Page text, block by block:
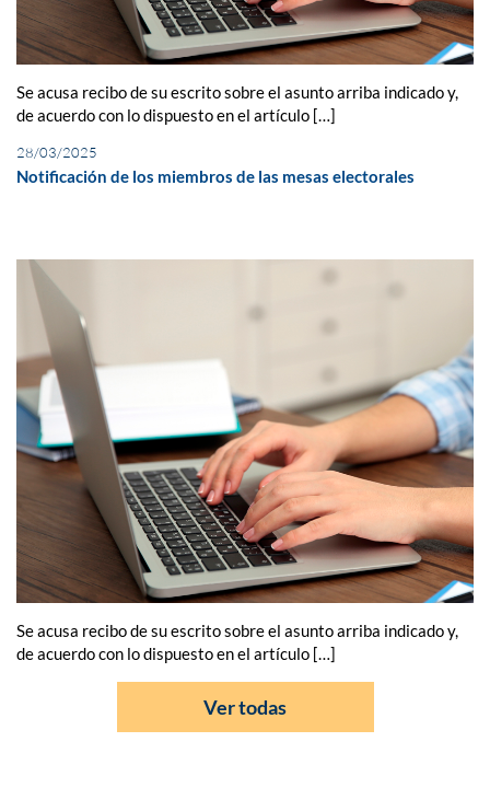
Se acusa recibo de su escrito sobre el asunto arriba indicado y,
de acuerdo con lo dispuesto en el artículo […]
28/03/2025
Notificación de los miembros de las mesas electorales
Se acusa recibo de su escrito sobre el asunto arriba indicado y,
de acuerdo con lo dispuesto en el artículo […]
Ver todas